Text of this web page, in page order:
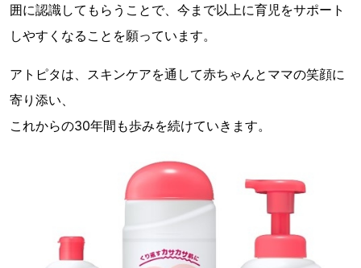
囲に認識してもらうことで、今まで以上に育児をサポート
しやすくなることを願っています。
アトピタは、スキンケアを通して赤ちゃんとママの笑顔に
寄り添い、
これからの30年間も歩みを続けていきます。